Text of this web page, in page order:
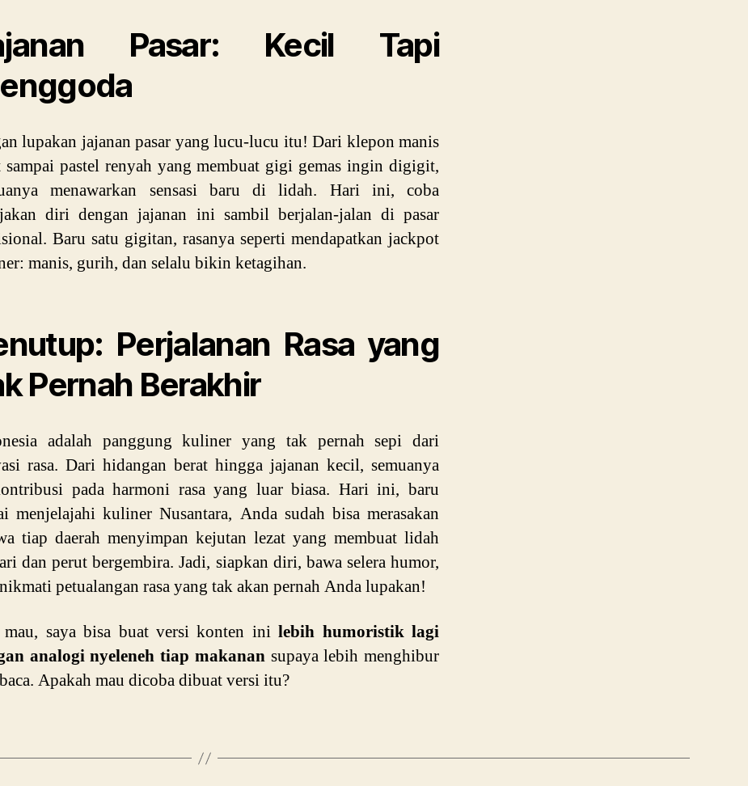
Pasar: Kecil Tapi
lupakan jajanan pasar yang lucu-lucu itu! Dari klepon manis
pastel renyah yang membuat gigi gemas ingin digigit,
menawarkan sensasi baru di lidah. Hari ini, coba
diri dengan jajanan ini sambil berjalan-jalan di pasar
Baru satu gigitan, rasanya seperti mendapatkan jackpot
manis, gurih, dan selalu bikin ketagihan.
Perjalanan Rasa yang
Pernah Berakhir
adalah panggung kuliner yang tak pernah sepi dari
rasa. Dari hidangan berat hingga jajanan kecil, semuanya
pada harmoni rasa yang luar biasa. Hari ini, baru
menjelajahi kuliner Nusantara, Anda sudah bisa merasakan
tiap daerah menyimpan kejutan lezat yang membuat lidah
dan perut bergembira. Jadi, siapkan diri, bawa selera humor,
petualangan rasa yang tak akan pernah Anda lupakan!
mau, saya bisa buat versi konten inilebih humoristik lagi
analogi nyeleneh tiap makanansupaya lebih menghibur
Apakah mau dicoba dibuat versi itu?